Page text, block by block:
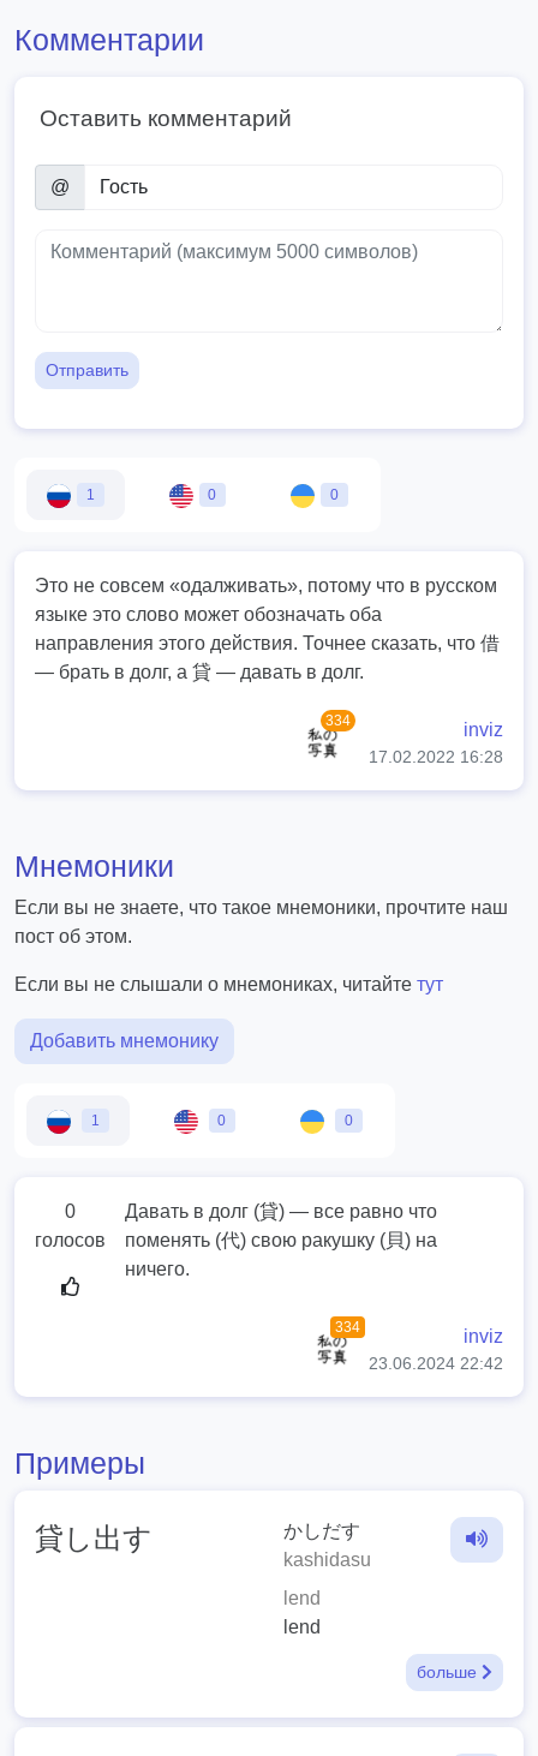
Комментарии
Оставить комментарий
@
Отправить
1 0 0
Это не совсем «одалживать», потому что в русском
языке это слово может обозначать оба
направления этого действия. Точнее сказать, что 借
— брать в долг, а 貸 — давать в долг.
334 inviz
17.02.2022 16:28
Мнемоники
Если вы не знаете, что такое мнемоники, прочтите наш
пост об этом.
Если вы не слышали о мнемониках, читайте тут
Добавить мнемонику
1 0 0
0
голосов
Давать в долг (貸) — все равно что
поменять (代) свою ракушку (貝) на
ничего.
334 inviz
23.06.2024 22:42
Примеры
貸し出す
かしだす
kashidasu
lend
lend
больше